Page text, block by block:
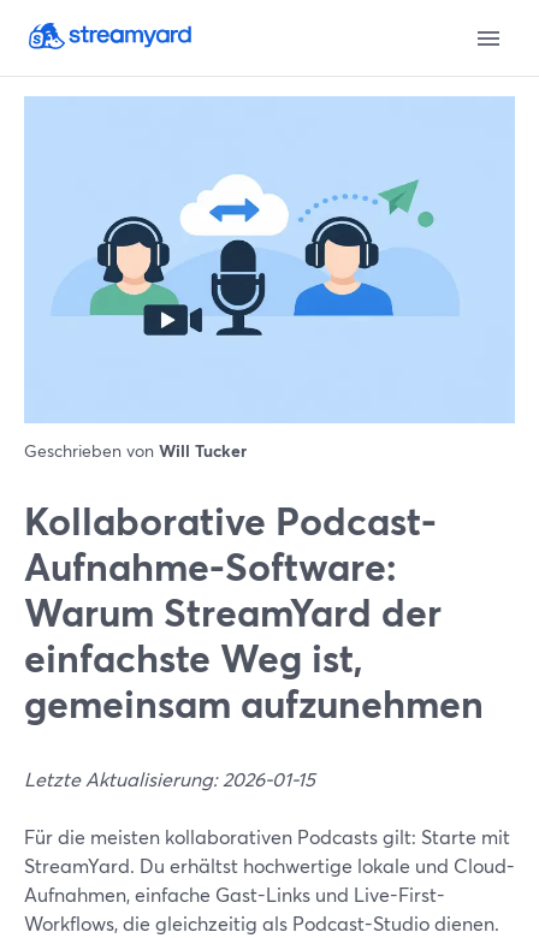
Geschrieben von Will Tucker
Kollaborative Podcast-
Aufnahme-Software:
Warum StreamYard der
einfachste Weg ist,
gemeinsam aufzunehmen
Letzte Aktualisierung: 2026-01-15
Für die meisten kollaborativen Podcasts gilt: Starte mit
StreamYard. Du erhältst hochwertige lokale und Cloud-
Aufnahmen, einfache Gast-Links und Live-First-
Workflows, die gleichzeitig als Podcast-Studio dienen.